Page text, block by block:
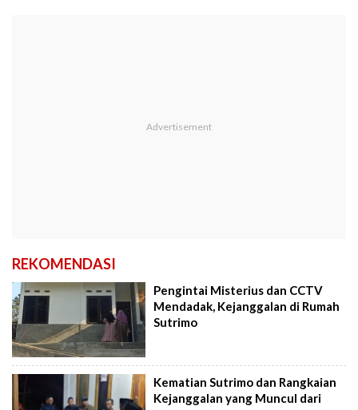
REKOMENDASI
Pengintai Misterius dan CCTV
Mendadak, Kejanggalan di Rumah
Sutrimo
Kematian Sutrimo dan Rangkaian
Kejanggalan yang Muncul dari